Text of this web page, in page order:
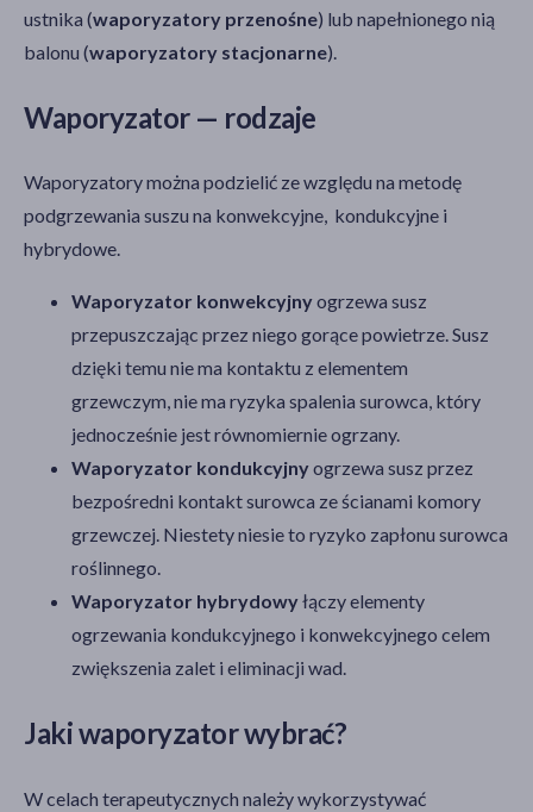
ustnika (waporyzatory przenośne) lub napełnionego nią
balonu (waporyzatory stacjonarne).
Waporyzator — rodzaje
Waporyzatory można podzielić ze względu na metodę
podgrzewania suszu na konwekcyjne, kondukcyjne i
hybrydowe.
Waporyzator konwekcyjnyogrzewa susz
przepuszczając przez niego gorące powietrze. Susz
dzięki temu nie ma kontaktu z elementem
grzewczym, nie ma ryzyka spalenia surowca, który
jednocześnie jest równomiernie ogrzany.
Waporyzator kondukcyjnyogrzewa susz przez
bezpośredni kontakt surowca ze ścianami komory
grzewczej. Niestety niesie to ryzyko zapłonu surowca
roślinnego.
Waporyzator hybrydowyłączy elementy
ogrzewania kondukcyjnego i konwekcyjnego celem
zwiększenia zalet i eliminacji wad.
Jaki waporyzator wybrać?
W celach terapeutycznych należy wykorzystywać